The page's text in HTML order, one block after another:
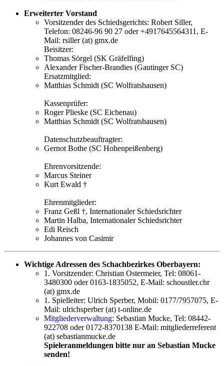
Erweiterter Vorstand
Vorsitzender des Schiedsgerichts: Robert Siller,
Telefon: 08246-96 90 27 oder +4917645564311, E-
Mail: rsiller (at) gmx.de
Beisitzer:
Thomas Sörgel (SK Gräfelfing)
Alexander Fischer-Brandies (Gautinger SC)
Ersatzmitglied:
Matthias Schmidt (SC Wolfratshausen)
Kassenprüfer:
Roger Plieske (SC Eichenau)
Matthias Schmidt (SC Wolfratshausen)
Datenschutzbeauftragter:
Gernot Bothe (SC Hohenpeißenberg)
Ehrenvorsitzende:
Marcus Steiner
Kurt Ewald †
Ehrenmitglieder:
Franz Geßl †, Internationaler Schiedsrichter
Martin Halba, Internationaler Schiedsrichter
Edi Reisch
Johannes von Casimir
Wichtige Adressen des Schachbezirkes Oberbayern:
1. Vorsitzender: Christian Ostermeier, Tel: 08061-
3480300 oder 0163-1835052, E-Mail: schoustler.chr
(at) gmx.de
1. Spielleiter: Ulrich Sperber, Mobil: 0177/7957075, E-
Mail: ulrichsperber (at) t-online.de
Mitgliederverwaltung: Sebastian Mucke, Tel: 08442-
922708 oder 0172-8370138 E-Mail: mitgliederreferent
(at) sebastianmucke.de
Spieleranmeldungen bitte nur an Sebastian Mucke
senden!